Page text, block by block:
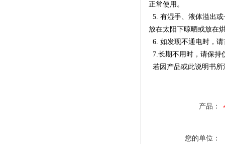
正常使用。
5. 有湿手、液体溢出
放在太阳下晾晒或放在
6. 如发现不通电时，
7.长期不用时，请保持
若因产品或此说明书
产品：
您的单位：